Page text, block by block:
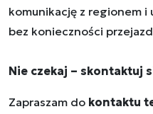
komunikację z regionem i
bez konieczności
Nie czekaj – skontaktuj
Zapraszam do kontaktu